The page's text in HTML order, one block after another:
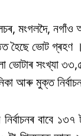
মংগলদৈ,
হৈছে ভোট
ভোটাৰ সংখ্যা
আৰু মুক্ত
নিৰ্বাচনৰ বাবে